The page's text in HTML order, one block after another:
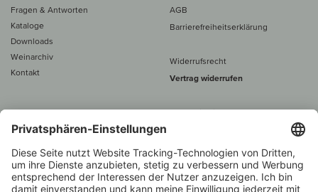
Fragen & Antworten
Kataloge
Downloads
Weinarchiv
Kontakt
AGB
Barrierefreiheitserklärung
Widerrufsrecht
Vertrag widerrufen
Alle Preise inkl. MwSt., zzgl. 5 €
60 € versand­kosten­